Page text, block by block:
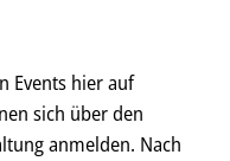
Events hier auf
sich über den
anmelden. Nach